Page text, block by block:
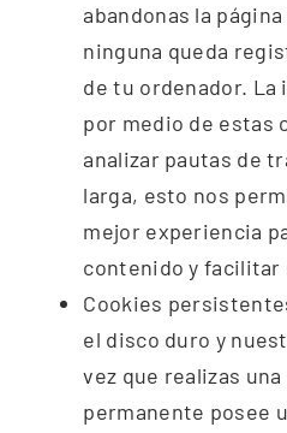
abandonas la
ninguna queda
de tu ordenador. La
por medio de estas
analizar pautas de
larga, esto nos
mejor experiencia
contenido yfacilitar
Cookies
el disco duro y
vez que realizas
permanente posee